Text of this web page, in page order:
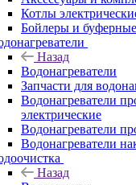
Котлы
Бойлеры и
Назад
Водонагреватели
Запчасти для
Водонагреватели
электрические
Водонагреватели
Водонагреватели
Назад